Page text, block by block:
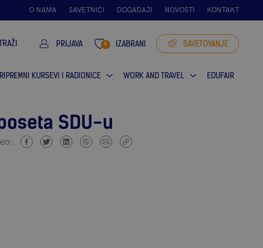
O NAMA SAVETNICI DOGAĐAJI NOVOSTI KONTAKT
PRIJAVA 0 IZABRANI SAVETOVANJE
KURSEVI I RADIONICE WORK AND TRAVEL EDUFAIR
SDU-u